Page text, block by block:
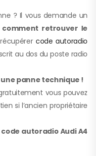
? Il vous demande un
comment retrouver le
code autoradio
au dos du poste radio
panne technique !
vous pouvez
si l’ancien propriétaire
code autoradio Audi A4